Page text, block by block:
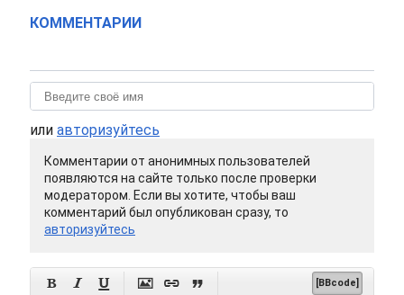
КОММЕНТАРИИ
или авторизуйтесь
Комментарии от анонимных пользователей
появляются на сайте только после проверки
модератором. Если вы хотите, чтобы ваш
комментарий был опубликован сразу, то
авторизуйтесь
      [BBcode]